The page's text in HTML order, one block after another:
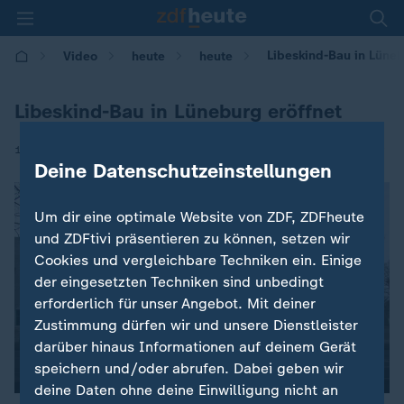
Video heute heute Libeskind-Bau in
Libeskind-Bau in Lüneburg eröffnet
11.03.2017 | 20:17
00:04
Deine Datenschutzeinstellungen
Um dir eine optimale Website von ZDF, ZDFheute
und ZDFtivi präsentieren zu können, setzen wir
Cookies und vergleichbare Techniken ein. Einige
der eingesetzten Techniken sind unbedingt
erforderlich für unser Angebot. Mit deiner
Zustimmung dürfen wir und unsere Dienstleister
darüber hinaus Informationen auf deinem Gerät
speichern und/oder abrufen. Dabei geben wir
deine Daten ohne deine Einwilligung nicht an